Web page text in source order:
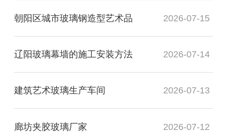
朝阳区城市玻璃钢造型艺术品 2026-07-15
辽阳玻璃幕墙的施工安装方法 2026-07-14
建筑艺术玻璃生产车间 2026-07-13
廊坊夹胶玻璃厂家 2026-07-12